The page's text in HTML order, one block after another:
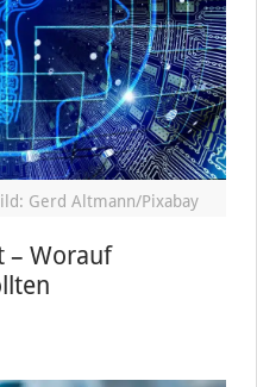
Gerd Altmann/Pixabay
– Worauf